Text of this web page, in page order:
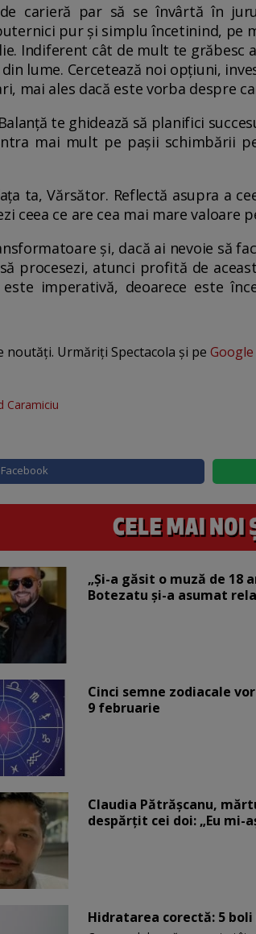
carieră par să se învârtă în
pur și simplu încetinind, pe
Indiferent cât de mult te
lume. Cercetează noi opțiuni,
mai ales dacă este vorba despre
te ghidează să planifici
mai mult pe pașii schimbării
ta, Vărsător. Reflectă asupra a
ceea ce are cea mai mare valoare
și, dacă ai nevoie să
procesezi, atunci profită de
imperativă, deoarece este
Urmăriți Spectacola și pe
Caramiciu
Facebook
„Și-a găsit o muză de 18
Botezatu și-a asumat
Cinci semne zodiacale
9 februarie
Claudia Pătrășcanu,
despărțit cei doi: „Eu mi-
Hidratarea corectă: 5